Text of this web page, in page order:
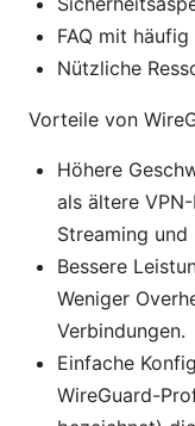
FAQ mit
Nützliche
Vorteile von
Höhere
als ältere
Streaming
Bessere
Weniger
Verbindungen.
Einfache
WireGuard-